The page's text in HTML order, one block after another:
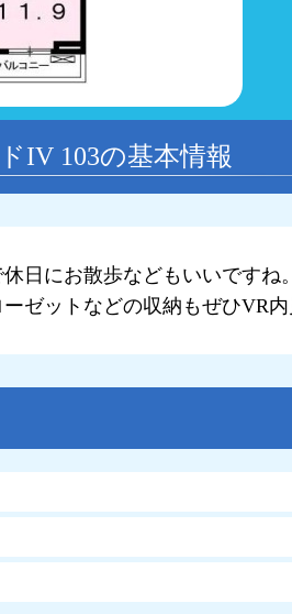
IV 103の基本情報
日にお散歩などもいいですね
ゼットなどの収納もぜひVR内